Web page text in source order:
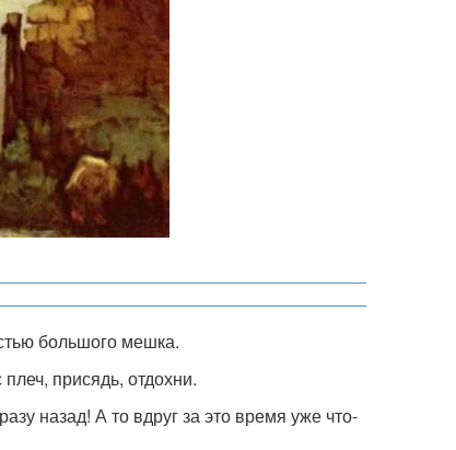
большого мешка.
присядь, отдохни.
назад! А то вдруг за это время уже что-